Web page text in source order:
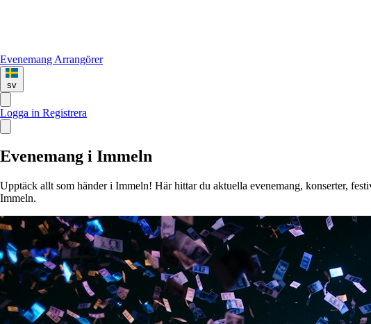
Evenemang Arrangörer
sv
Logga in Registrera
Evenemang i Immeln
Upptäck allt som händer i Immeln! Här hittar du aktuella evenemang, konserter,
Immeln.